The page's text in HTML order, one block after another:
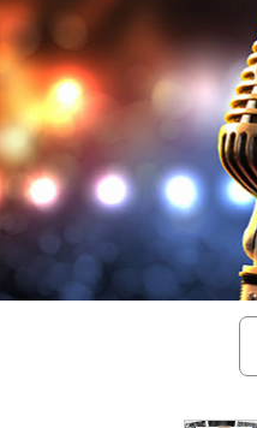
מחרוזות
שירים מסרטים וסדרות
שירי ירושלים
שירי יום הזיכרון
שירי ילדים
שירי קטנטנים
שירי להקות צבאיות
רשימת השמעה חדשה